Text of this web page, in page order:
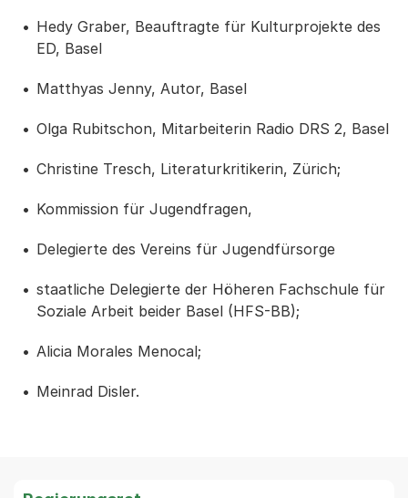
Hedy Graber, Beauftragte für Kulturprojekte des
ED, Basel
Matthyas Jenny, Autor, Basel
Olga Rubitschon, Mitarbeiterin Radio DRS 2, Basel
Christine Tresch, Literaturkritikerin, Zürich;
Kommission für Jugendfragen,
Delegierte des Vereins für Jugendfürsorge
staatliche Delegierte der Höheren Fachschule für
Soziale Arbeit beider Basel (HFS-BB);
Alicia Morales Menocal;
Meinrad Disler.